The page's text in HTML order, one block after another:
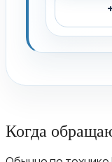
Когда